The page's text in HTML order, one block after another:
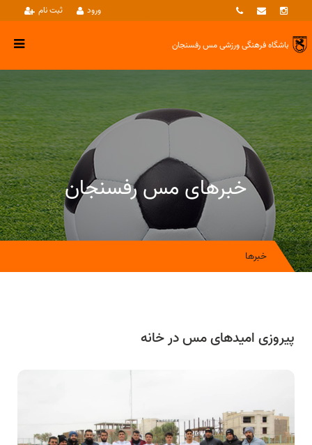
ثبت نام ورود
باشگاه فرهنگی ورزشیمس رفسنجان
خبرهای مس رفسنجان
خبرها
پیروزی امیدهای مس در خانه